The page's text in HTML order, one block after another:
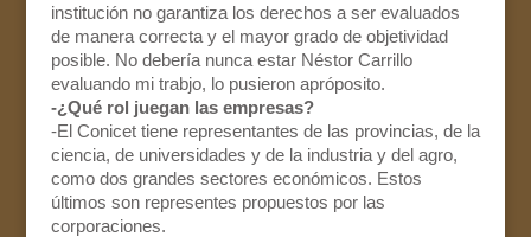
institución no garantiza los derechos a ser evaluados
de manera correcta y el mayor grado de objetividad
posible. No debería nunca estar Néstor Carrillo
evaluando mi trabjo, lo pusieron apróposito.
-¿Qué rol juegan las empresas?
-El Conicet tiene representantes de las provincias, de la
ciencia, de universidades y de la industria y del agro,
como dos grandes sectores económicos. Estos
últimos son representes propuestos por las
corporaciones.